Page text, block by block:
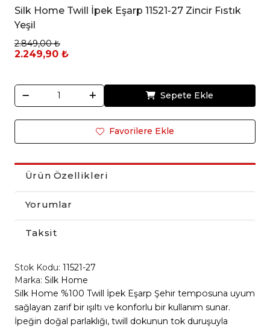
Silk Home Twill İpek Eşarp 11521-27 Zincir Fıstık
Yeşil
2.849,00 ₺
2.249,90 ₺
Sepete Ekle
Favorilere Ekle
Ürün Özellikleri
Yorumlar
Taksit
Stok Kodu: 11521-27
Marka: Silk Home
Silk Home %100 Twill İpek Eşarp Şehir temposuna uyum
sağlayan zarif bir ışıltı ve konforlu bir kullanım sunar.
İpeğin doğal parlaklığı, twill dokunun tok duruşuyla